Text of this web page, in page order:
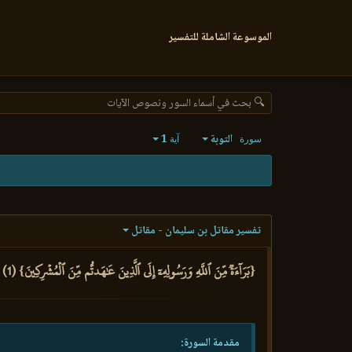
الموسوعة الشاملة للتفسير
🔍 بحث في أسماء السور ونصوص الآيات
سورة التوبة آية 1
تفسير مقاتل بن سليمان - مقاتل
{بَرَآءَةٞ مِّنَ ٱللَّهِ وَرَسُولِهِۦٓ إِلَى ٱلَّذِينَ عَٰهَدتُّم مِّنَ ٱلۡمُشۡرِكِينَ} (1)
مقدمة السورة: